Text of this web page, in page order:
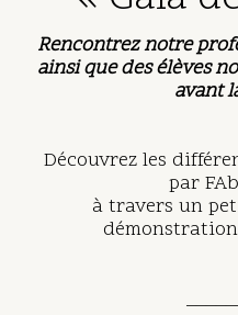
Rencontrez notre
ainsi que des élèves
avant
Découvrez les
par
à travers un